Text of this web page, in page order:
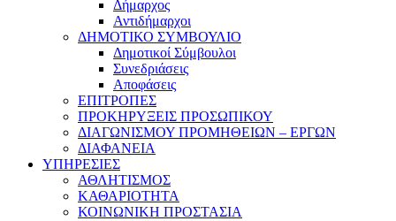
Δήμαρχος
Αντιδήμαρχοι
ΔΗΜΟΤΙΚΟ ΣΥΜΒΟΥΛΙΟ
Δημοτικοί Σύμβουλοι
Συνεδριάσεις
Αποφάσεις
ΕΠΙΤΡΟΠΕΣ
ΠΡΟΚΗΡΥΞΕΙΣ ΠΡΟΣΩΠΙΚΟΥ
ΔΙΑΓΩΝΙΣΜΟΥ ΠΡΟΜΗΘΕΙΩΝ – ΕΡΓΩΝ
ΔΙΑΦΑΝΕΙΑ
ΥΠΗΡΕΣΙΕΣ
ΑΘΛΗΤΙΣΜΟΣ
ΚΑΘΑΡΙΟΤΗΤΑ
ΚΟΙΝΩΝΙΚΗ ΠΡΟΣΤΑΣΙΑ